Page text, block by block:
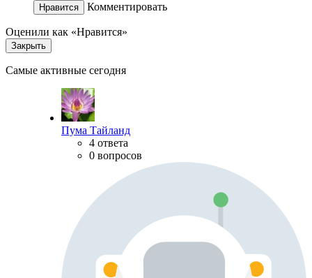
Нравится Комментировать
Оценили как «Нравится»
Закрыть
Самые активные сегодня
Пума Тайланд
4 ответа
0 вопросов